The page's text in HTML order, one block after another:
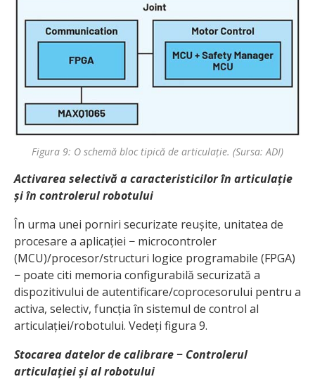
Figura 9: O schemă bloc tipică de articulație. (Sursa: ADI)
Activarea selectivă a caracteristicilor în articulație
și în controlerul robotului
În urma unei porniri securizate reușite, unitatea de
procesare a aplicației − microcontroler
(MCU)/procesor/structuri logice programabile (FPGA)
− poate citi memoria configurabilă securizată a
dispozitivului de autentificare/coprocesorului pentru a
activa, selectiv, funcția în sistemul de control al
articulației/robotului. Vedeți figura 9.
Stocarea datelor de calibrare − Controlerul
articulației și al robotului